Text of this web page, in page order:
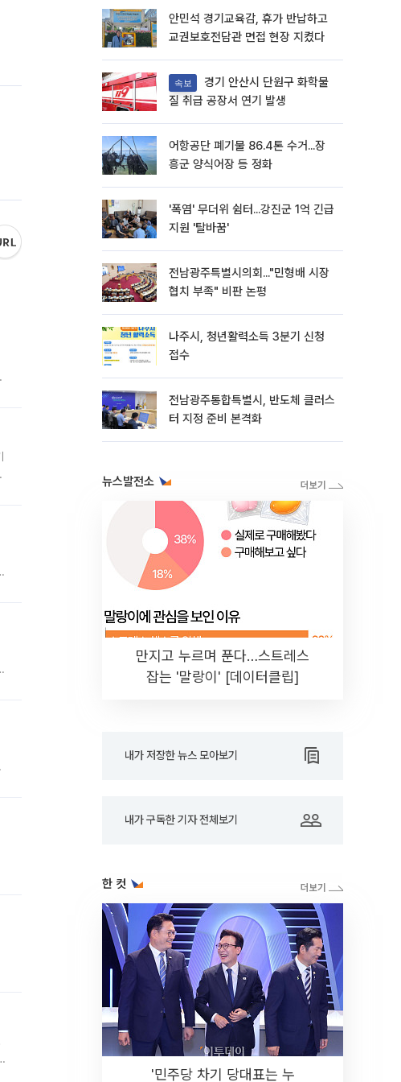
안민석 경기교육감, 휴가 반납하고
교권보호전담관 면접 현장 지켰다
속보
질 취급 공장서 연기 발생
어항공단 폐기물 86.4톤 수거...장
흥군 양식어장 등 정화
'폭염' 무더위 쉼터...강진군 1억 긴급
지원 '탈바꿈'
전남광주특별시의회..."민형배 시장
협치 부족" 비판 논평
나주시, 청년활력소득 3분기 신청
접수
전남광주통합특별시, 반도체 클러스
터 지정 준비 본격화
뉴스발전소
만지고 누르며 푼다…스트레스
잡는 '말랑이' [데이터클립]
내가 저장한 뉴스 모아보기
내가 구독한 기자 전체보기
한 컷
'민주당 차기 당대표는 누